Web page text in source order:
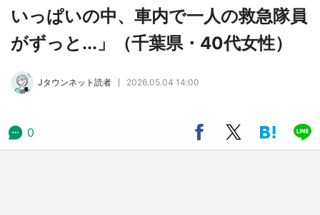
アニメ『はたらく細胞』と神奈川県の3度目コ
ラボ 作品の世界観通じて「小児がん」学べる
いっぱいの中、車内で一人の救急隊員
がずっと...」（千葉県・40代女性）
Jタウンネット読者 2026.05.04 14:00
0